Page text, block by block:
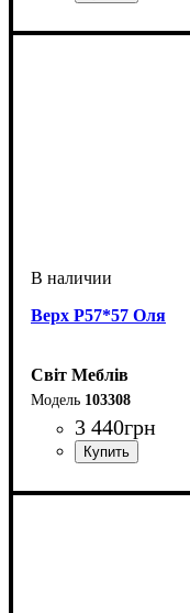
Верх Р57*57 Оля
Світ Меблів
103308
3 440грн